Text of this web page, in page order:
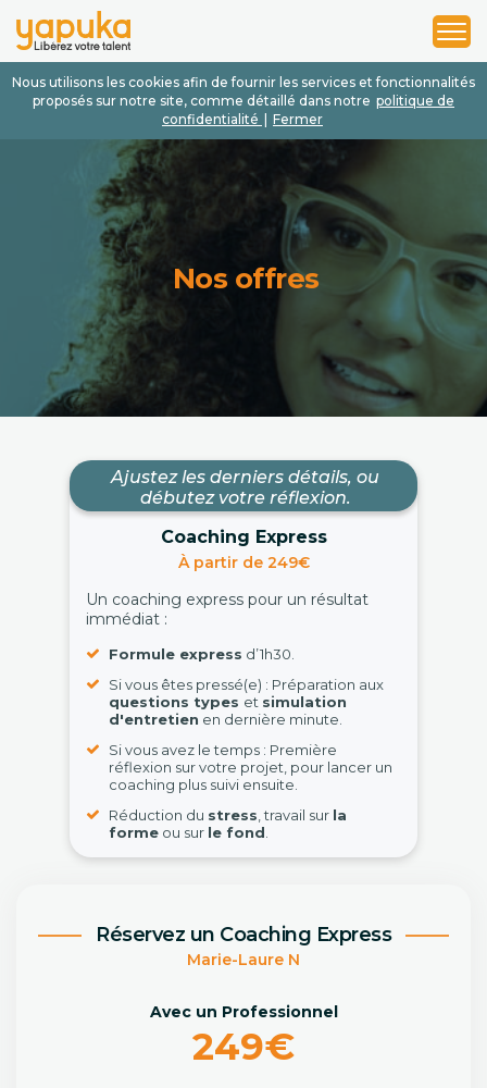
Nous utilisons les cookies afin de fournir les services et fonctionnalités
proposés sur notre site, comme détaillé dans notre politique de
confidentialité
Fermer
1
2
3
Nos offres
Ajustez les derniers détails, ou
débutez votre réflexion.
Coaching Express
À partir de 249€
Un coaching express pour un résultat
immédiat :
Formule express d’1h30.
Si vous êtes pressé(e) : Préparation aux
questions types et simulation
d'entretien en dernière minute.
Si vous avez le temps : Première
réflexion sur votre projet, pour lancer un
coaching plus suivi ensuite.
Réduction du stress , travail sur la
forme ou sur le fond
Réservez un Coaching Express
Marie-Laure N
Avec un Professionnel
249€